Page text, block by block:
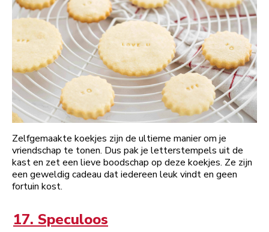
Zelfgemaakte koekjes zijn de ultieme manier om je
vriendschap te tonen. Dus pak je letterstempels uit de
kast en zet een lieve boodschap op deze koekjes. Ze zijn
een geweldig cadeau dat iedereen leuk vindt en geen
fortuin kost.
17. Speculoos